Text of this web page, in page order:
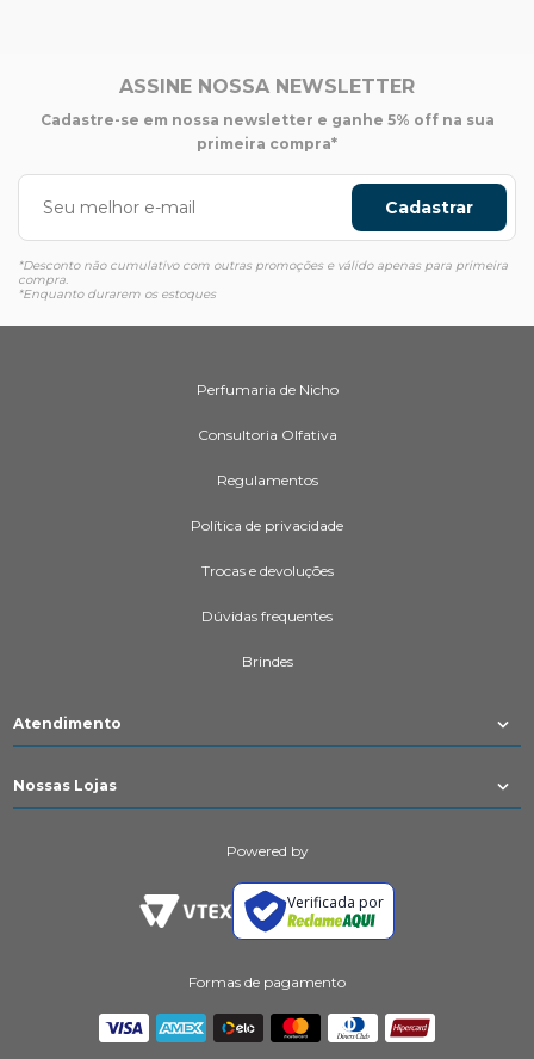
ASSINE NOSSA NEWSLETTER
Cadastre-se em nossa newsletter e ganhe 5% off na sua
primeira compra*
Cadastrar
*Desconto não cumulativo com outras promoções e válido apenas para primeira
compra.
*Enquanto durarem os estoques
Perfumaria de Nicho
Consultoria Olfativa
Regulamentos
Política de privacidade
Trocas e devoluções
Dúvidas frequentes
Brindes
Atendimento
Nossas Lojas
Powered by
Verificada por
Formas de pagamento